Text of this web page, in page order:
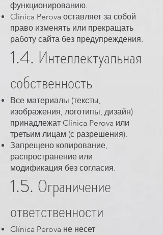
функционированию.
Clínica Perova оставляет за собой
право изменять или прекращать
работу сайта без предупреждения.
1.4. Интеллектуальная
собственность
Все материалы (тексты,
изображения, логотипы, дизайн)
принадлежат Clínica Perova или
третьим лицам (с разрешения).
Запрещено копирование,
распространение или
модификация без согласия.
1.5. Ограничение
ответственности
Clínica Perova не несет